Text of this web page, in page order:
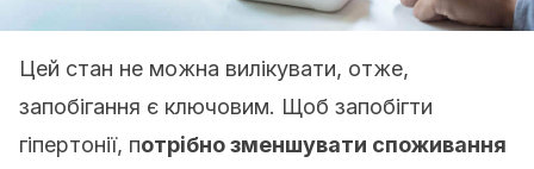
Цей стан не можна вилікувати, отже,
запобігання є ключовим. Щоб запобігти
гіпертонії, потрібно зменшувати споживання